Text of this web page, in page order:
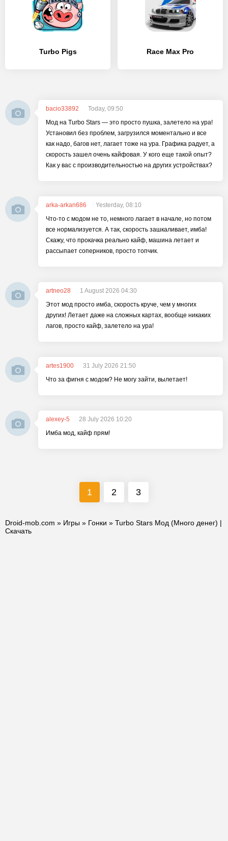
Turbo Pigs Race Max Pro
bacio33892
Today, 09:50
Мод на Turbo Stars — это просто пушка, залетело на ура!
Установил без проблем, загрузился моментально и все
как надо, багов нет, лагает тоже на ура. Графика радует, а
скорость зашел очень кайфовая. У кого еще такой опыт?
Как у вас с производительностью на других устройствах?
arka-arkan686
Yesterday, 08:10
Что-то с модом не то, немного лагает в начале, но потом
все нормализуется. А так, скорость зашкаливает, имба!
Скажу, что прокачка реально кайф, машина летает и
рассыпает соперников, просто топчик.
artneo28
1 August 2026 04:30
Этот мод просто имба, скорость круче, чем у многих
других! Летает даже на сложных картах, вообще никаких
лагов, просто кайф, залетело на ура!
artes1900
31 July 2026 21:50
Что за фигня с модом? Не могу зайти, вылетает!
alexey-5
28 July 2026 10:20
Имба мод, кайф прям!
1 2 3
Droid-mob.com » Игры » Гонки » Turbo Stars Мод (Много денег) |
Скачать